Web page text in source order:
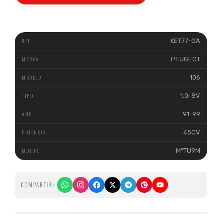
KET77-GA
PEUGEOT
106
1.0I 8V
91-99
45CV
MºTU9M
COMPARTIR: